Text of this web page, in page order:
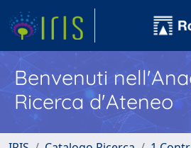
Benvenuti
Ricerca d'Ateneo